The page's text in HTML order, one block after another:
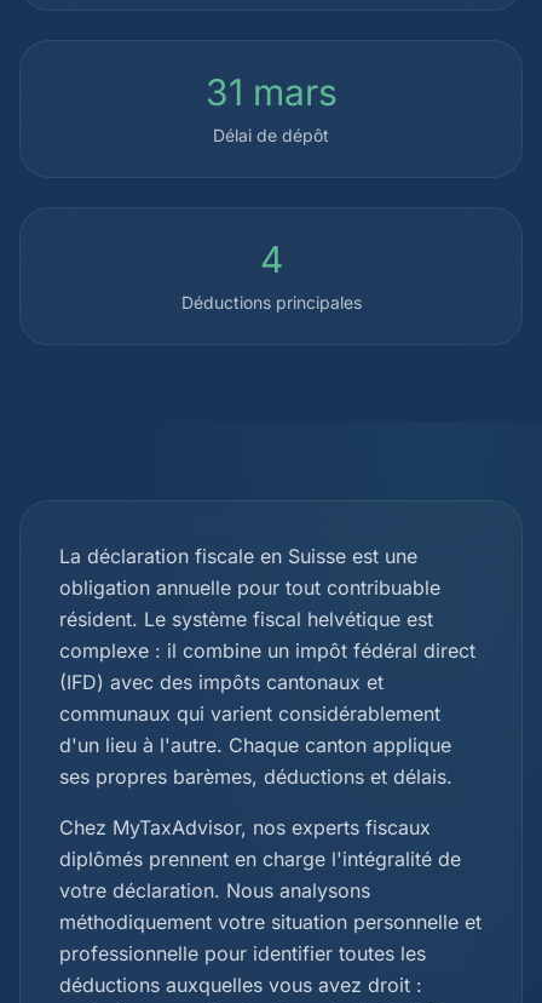
31 mars
Délai de dépôt
4
Déductions principales
La déclaration fiscale en Suisse est une
obligation annuelle pour tout contribuable
résident. Le système fiscal helvétique est
complexe : il combine un impôt fédéral direct
(IFD) avec des impôts cantonaux et
communaux qui varient considérablement
d'un lieu à l'autre. Chaque canton applique
ses propres barèmes, déductions et délais.
Chez MyTaxAdvisor, nos experts fiscaux
diplômés prennent en charge l'intégralité de
votre déclaration. Nous analysons
méthodiquement votre situation personnelle et
professionnelle pour identifier toutes les
déductions auxquelles vous avez droit :